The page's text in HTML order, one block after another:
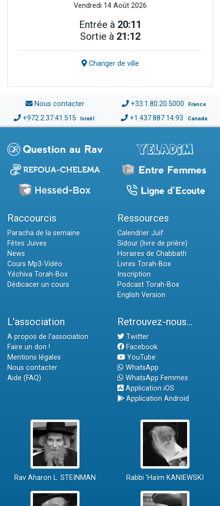
Vendredi 14 Août 2026
Entrée à 20:11
Sortie à 21:12
Changer de ville
Nous contacter +33.1.80.20.5000 France
+972.2.37.41.515 Israël +1.437.887.14.93 Canada
Raccourcis
Paracha de la semaine
Fêtes Juives
News
Cours Mp3-Vidéo
Yéchiva Torah-Box
Dédicacer un cours
Ressources
Calendrier Juif
Sidour (livre de prière)
Horaires de Chabbath
Livres Torah-Box
Inscription
Podcast Torah-Box
English Version
L'association
A propos de l'association
Faire un don !
Mentions légales
Nous contacter
Aide (FAQ)
Retrouvez-nous...
Twitter
Facebook
YouTube
WhatsApp
WhatsApp Femmes
Application iOS
Application Android
Rav Aharon L. STEINMAN Rabbi 'Haïm KANIEWSKI